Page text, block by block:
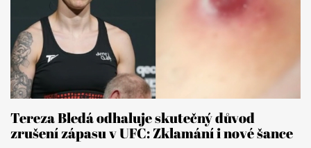
Tereza Bledá odhaluje skutečný důvod
zrušení zápasu v UFC: Zklamání i nové šance